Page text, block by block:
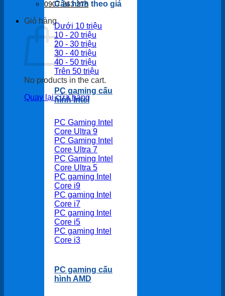
0907 263 278
Giỏ hàng
No products in the cart.
Quay lại cửa hàng
Cấu hình theo giá
Dưới 10 triệu
10 - 20 triệu
20 - 30 triệu
30 - 40 triệu
40 - 50 triệu
Trên 50 triệu
PC gaming cấu
hình Intel
PC Gaming Intel
Core Ultra 9
PC Gaming Intel
Core Ultra 7
PC Gaming Intel
Core Ultra 5
PC gaming Intel
Core i9
PC gaming Intel
Core i7
PC gaming Intel
Core i5
PC gaming Intel
Core i3
PC gaming cấu
hình AMD